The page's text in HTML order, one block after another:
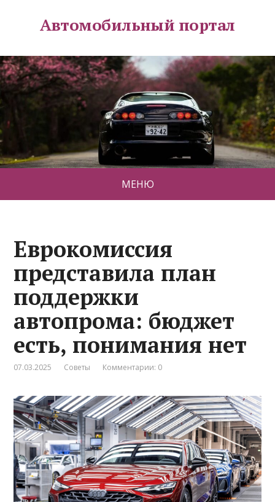
Автомобильный портал
МЕНЮ
Еврокомиссия
представила план
поддержки
автопрома: бюджет
есть, понимания нет
07.03.2025 Советы Комментарии: 0